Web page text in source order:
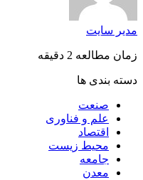
مدیر سایت
زمان مطالعه 2 دقیقه
دسته بندی ها
صنعت
علم و فناوری
اقتصاد
محیط زیست
جامعه
معدن